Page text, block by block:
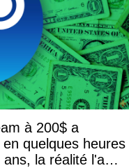
à 200$ a
quelques heures
la réalité l'a